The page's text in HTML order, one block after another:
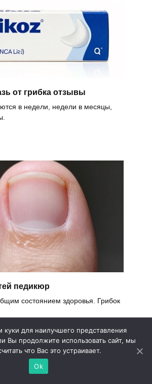
от грибка отзывы
в недели, недели в месяцы,
педикюр
состоянием здоровья. Грибок
для наилучшего представления
Вы продолжите использовать сайт, мы
что Вас это устраивает.
Ok